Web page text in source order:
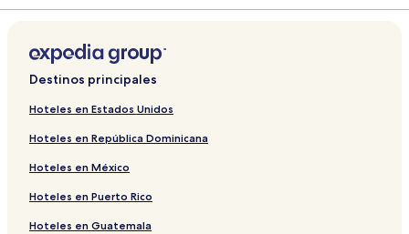
Destinos principales
Hoteles en Estados Unidos
Hoteles en República Dominicana
Hoteles en México
Hoteles en Puerto Rico
Hoteles en Guatemala